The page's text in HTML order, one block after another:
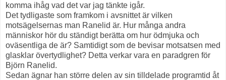
komma ihåg vad det var jag tänkte igår.
Det tydligaste som framkom i avsnittet är vilken
motsägelsernas man Ranelid är. Hur många andra
människor hör du ständigt berätta om hur ödmjuka och
oväsentliga de är? Samtidigt som de bevisar motsatsen med
glasklar övertydlighet? Detta verkar vara en paradgren för
Björn Ranelid.
Sedan ägnar han större delen av sin tilldelade programtid åt